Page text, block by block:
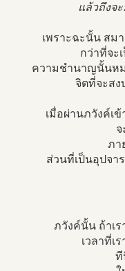
แล้วถึงจ
เพราะฉะนั้น สม
กว่าที่จะ
ความชำนาญนั้นหม
จิตที่จะสง
เมื่อผ่านภวังค์เ
จ
ภา
ส่วนที่เป็นอุปจา
ภวังค์นั้น ถ้าเร
เวลาที่เ
ที